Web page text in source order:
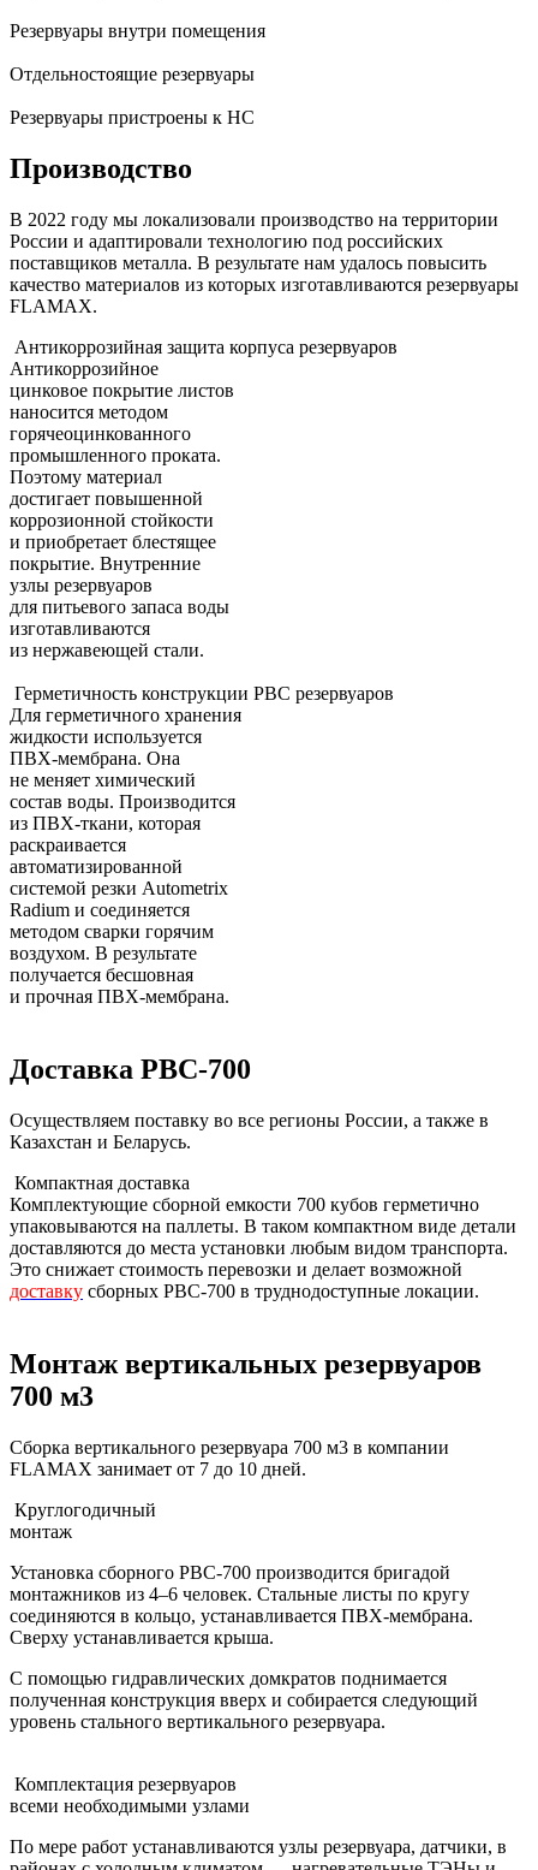
Резервуары внутри помещения
Отдельностоящие резервуары
Резервуары пристроены к НС
Производство
В 2022 году мы локализовали производство на территории
России и адаптировали технологию под российских
поставщиков металла. В результате нам удалось повысить
качество материалов из которых изготавливаются резервуары
FLAMAX.
Антикоррозийная защита корпуса резервуаров
Антикоррозийное
цинковое покрытие листов
наносится методом
горячеоцинкованного
промышленного проката.
Поэтому материал
достигает повышенной
коррозионной стойкости
и приобретает блестящее
покрытие. Внутренние
узлы резервуаров
для питьевого запаса воды
изготавливаются
из нержавеющей стали.
Герметичность конструкции РВС резервуаров
Для герметичного хранения
жидкости используется
ПВХ-мембрана. Она
не меняет химический
состав воды. Производится
из ПВХ-ткани, которая
раскраивается
автоматизированной
системой резки Autometrix
Radium и соединяется
методом сварки горячим
воздухом. В результате
получается бесшовная
и прочная ПВХ-мембрана.
Доставка РВС-700
Осуществляем поставку во все регионы России, а также в
Казахстан и Беларусь.
Компактная доставка
Комплектующие сборной емкости 700 кубов герметично
упаковываются на паллеты. В таком компактном виде детали
доставляются до места установки любым видом транспорта.
Это снижает стоимость перевозки и делает возможной
доставку сборных РВС-700 в труднодоступные локации.
Монтаж вертикальных резервуаров
700 м3
Сборка вертикального резервуара 700 м3 в компании
FLAMAX занимает от 7 до 10 дней.
Круглогодичный
монтаж
Установка сборного РВС-700 производится бригадой
монтажников из 4–6 человек. Стальные листы по кругу
соединяются в кольцо, устанавливается ПВХ-мембрана.
Сверху устанавливается крыша.
С помощью гидравлических домкратов поднимается
полученная конструкция вверх и собирается следующий
уровень стального вертикального резервуара.
Комплектация резервуаров
всеми необходимыми узлами
По мере работ устанавливаются узлы резервуара, датчики, в